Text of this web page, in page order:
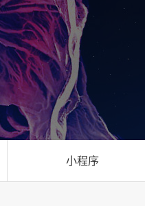
小程序